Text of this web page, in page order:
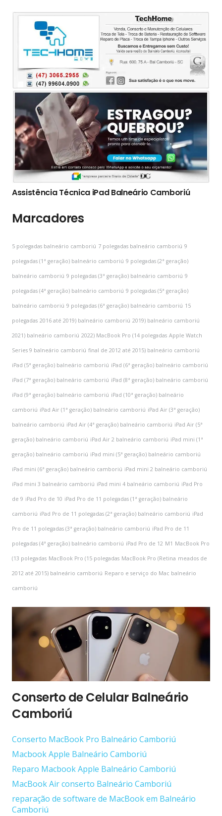
Assistência Técnica iPad Balneário Camboriú
Marcadores
5 polegadas balneário camboriú 7 polegadas balneário camboriú 9
polegadas (1ª geração) balneário camboriú 9 polegadas (2ª geração)
balneário camboriú 9 polegadas (3ª geração) balneário camboriú 9
polegadas (4ª geração) balneário camboriú 9 polegadas (5ª geração)
balneário camboriú 9 polegadas (6ª geração) balneário camboriú 15
polegadas 2016 até 2019) balneário camboriú 2019) balneário camboriú
2021) balneário camboriú 2022) MacBook Pro (14 polegadas Apple Watch
Series 9 balneário camboriú final de 2012 até 2015) balneário camboriú
iPad (5ª geração) balneário camboriú iPad (6ª geração) balneário camboriú
iPad (7ª geração) balneário camboriú iPad (8ª geração) balneário camboriú
iPad (9ª geração) balneário camboriú iPad (10ª geração) balneário
camboriú iPad Air (1ª geração) balneário camboriú iPad Air (3ª geração)
balneário camboriú iPad Air (4ª geração) balneário camboriú iPad Air (5ª
geração) balneário camboriú iPad Air 2 balneário camboriú iPad mini (1ª
geração) balneário camboriú iPad mini (5ª geração) balneário camboriú
iPad mini (6ª geração) balneário camboriú iPad mini 2 balneário camboriú
iPad mini 3 balneário camboriú iPad mini 4 balneário camboriú iPad Pro
de 9 iPad Pro de 10 iPad Pro de 11 polegadas (1ª geração) balneário
camboriú iPad Pro de 11 polegadas (2ª geração) balneário camboriú iPad
Pro de 11 polegadas (3ª geração) balneário camboriú iPad Pro de 11
polegadas (4ª geração) balneário camboriú iPad Pro de 12 M1 MacBook Pro
(13 polegadas MacBook Pro (15 polegadas MacBook Pro (Retina meados de
2012 até 2015) balneário camboriú Reparo e serviço do Mac balneário
camboriú
Conserto de Celular Balneário
Camboriú
Conserto ‎MacBook Pro Balneário Camboriú
Macbook Apple Balneário Camboriú
Reparo Macbook Apple Balneário Camboriú
MacBook Air conserto Balneário Camboriú
reparação de software de MacBook em Balneário
Camboriú